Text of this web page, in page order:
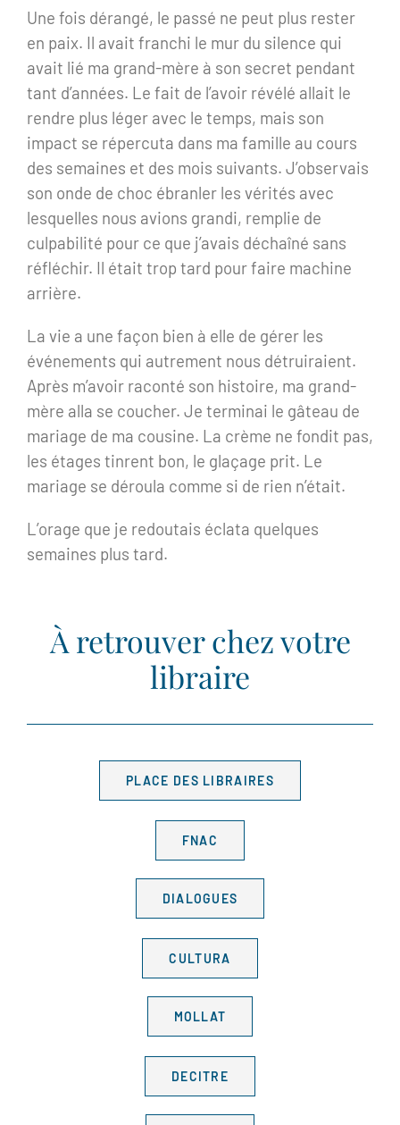
Une fois dérangé, le passé ne peut plus rester
en paix. Il avait franchi le mur du silence qui
avait lié ma grand-mère à son secret pendant
tant d’années. Le fait de l’avoir révélé allait le
rendre plus léger avec le temps, mais son
impact se répercuta dans ma famille au cours
des semaines et des mois suivants. J’observais
son onde de choc ébranler les vérités avec
lesquelles nous avions grandi, remplie de
culpabilité pour ce que j’avais déchaîné sans
réfléchir. Il était trop tard pour faire machine
arrière.
La vie a une façon bien à elle de gérer les
événements qui autrement nous détruiraient.
Après m’avoir raconté son histoire, ma grand-
mère alla se coucher. Je terminai le gâteau de
mariage de ma cousine. La crème ne fondit pas,
les étages tinrent bon, le glaçage prit. Le
mariage se déroula comme si de rien n’était.
L’orage que je redoutais éclata quelques
semaines plus tard.
À retrouver chez votre
libraire
PLACE DES LIBRAIRES
FNAC
DIALOGUES
CULTURA
MOLLAT
DECITRE